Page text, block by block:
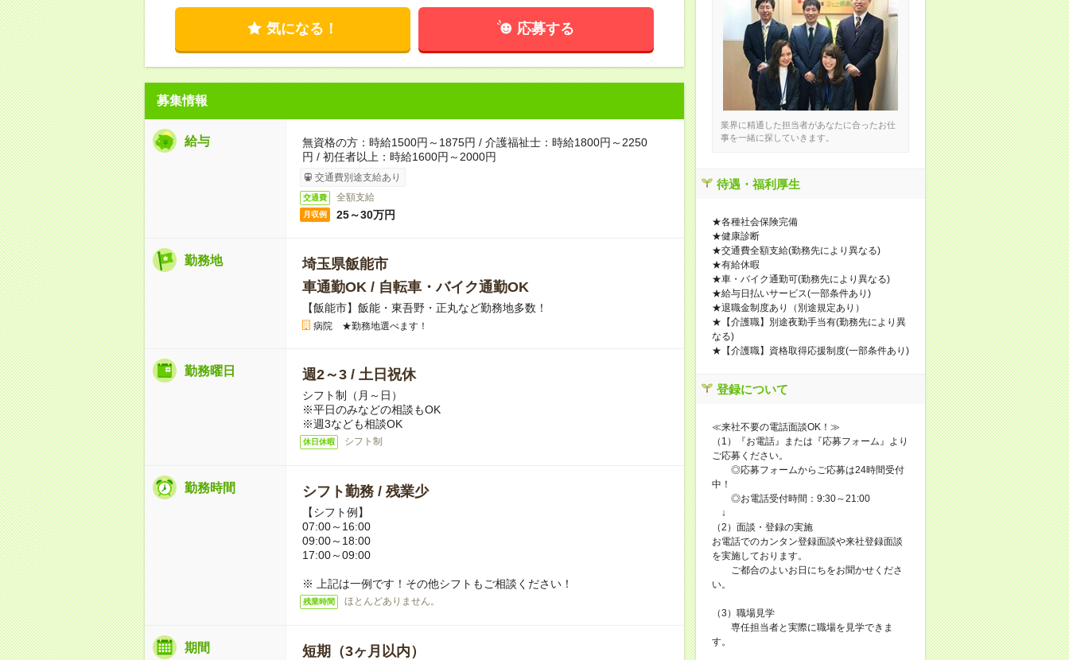
気になる！ 応募する
募集情報
給与
無資格の方：時給1500円～1875円 / 介護福祉士：時給1800円～2250
円 / 初任者以上：時給1600円～2000円
交通費別途支給あり
交通費 全額支給
月収例 25～30万円
勤務地
埼玉県飯能市
車通勤OK / 自転車・バイク通勤OK
【飯能市】飯能・東吾野・正丸など勤務地多数！
病院 ★勤務地選べます！
勤務曜日 週2～3 / 土日祝休
シフト制（月～日）
※平日のみなどの相談もOK
※週3なども相談OK
休日休暇 シフト制
勤務時間 シフト勤務 / 残業少
【シフト例】
07:00～16:00
09:00～18:00
17:00～09:00
※ 上記は一例です！その他シフトもご相談ください！
残業時間 ほとんどありません。
期間 短期（3ヶ月以内）
業界に精通した担当者があなたに合ったお仕
事を一緒に探していきます。
待遇・福利厚生
★各種社会保険完備
★健康診断
★交通費全額支給(勤務先により異なる)
★有給休暇
★車・バイク通勤可(勤務先により異なる)
★給与日払いサービス(一部条件あり)
★退職金制度あり（別途規定あり）
★【介護職】別途夜勤手当有(勤務先により異
なる)
★【介護職】資格取得応援制度(一部条件あり)
登録について
≪来社不要の電話面談OK！≫
（1）『お電話』または『応募フォーム』より
ご応募ください。
◎応募フォームからご応募は24時間受付
中！
◎お電話受付時間：9:30～21:00
↓
（2）面談・登録の実施
お電話でのカンタン登録面談や来社登録面談
を実施しております。
ご都合のよいお日にちをお聞かせくださ
い。
（3）職場見学
専任担当者と実際に職場を見学できま
す。